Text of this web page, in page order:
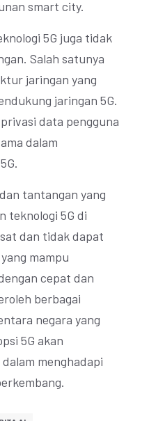
smart city.
5G juga tidak
Salah satunya
jaringan yang
jaringan 5G.
data pengguna
dalam
tantangan yang
teknologi 5G di
dan tidak dapat
mampu
cepat dan
berbagai
negara yang
5G akan
menghadapi